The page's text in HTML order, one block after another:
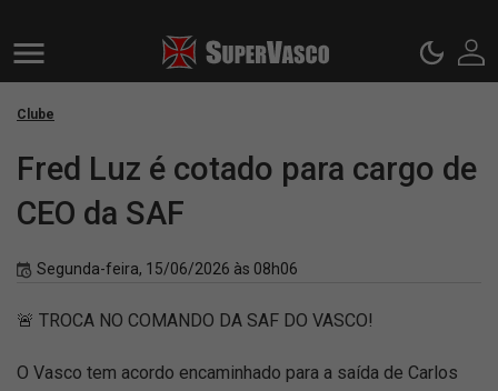
Clube
Fred Luz é cotado para cargo de
CEO da SAF
Segunda-feira, 15/06/2026 às 08h06
🚨 TROCA NO COMANDO DA SAF DO VASCO!
O Vasco tem acordo encaminhado para a saída de Carlos